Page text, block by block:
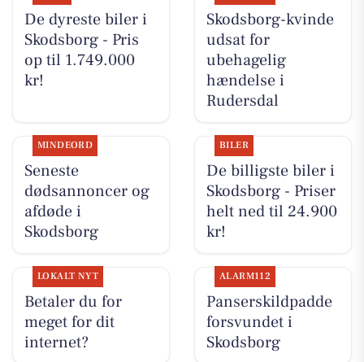
De dyreste biler i
Skodsborg - Pris
op til 1.749.000
kr!
Skodsborg-kvinde
udsat for
ubehagelig
hændelse i
Rudersdal
MINDEORD
Seneste
dødsannoncer og
afdøde i
Skodsborg
BILER
De billigste biler i
Skodsborg - Priser
helt ned til 24.900
kr!
LOKALT NYT
Betaler du for
meget for dit
internet?
ALARM112
Panserskildpadde
forsvundet i
Skodsborg